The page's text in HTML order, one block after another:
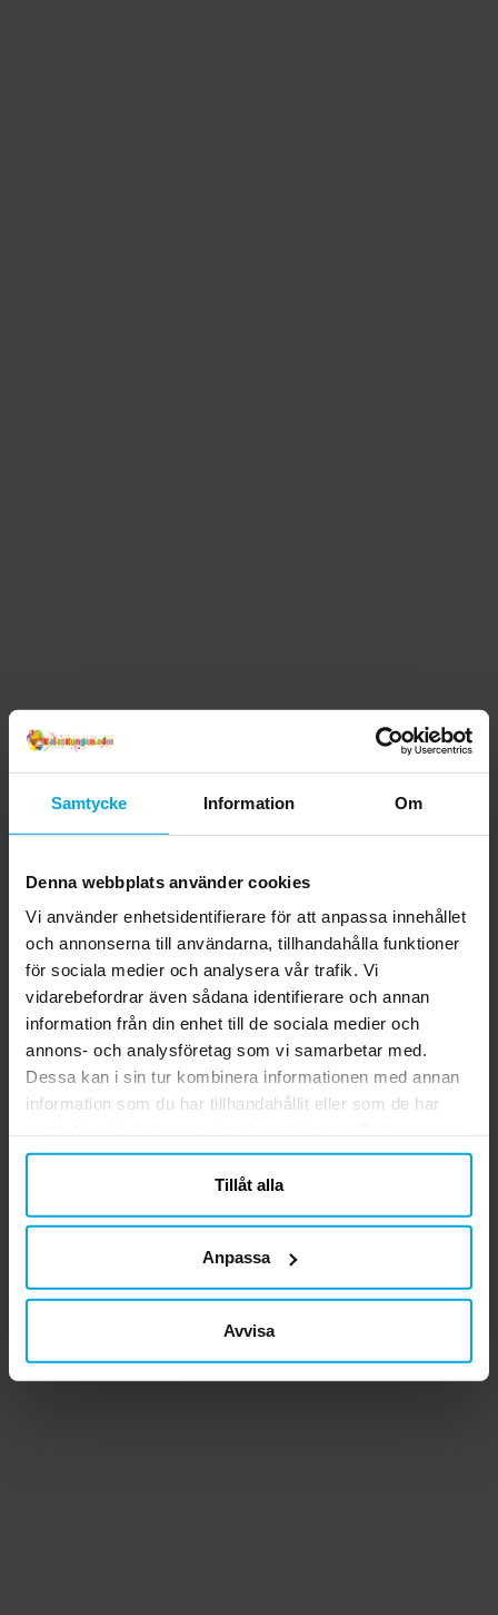
Samtycke Information Om
Denna webbplats använder cookies
Vi använder enhetsidentifierare för att anpassa innehållet
och annonserna till användarna, tillhandahålla funktioner
för sociala medier och analysera vår trafik. Vi
vidarebefordrar även sådana identifierare och annan
information från din enhet till de sociala medier och
annons- och analysföretag som vi samarbetar med.
Dessa kan i sin tur kombinera informationen med annan
information som du har tillhandahållit eller som de har
närsomhelst ändra ditt samtycke.
Tillåt alla
Anpassa
Avvisa